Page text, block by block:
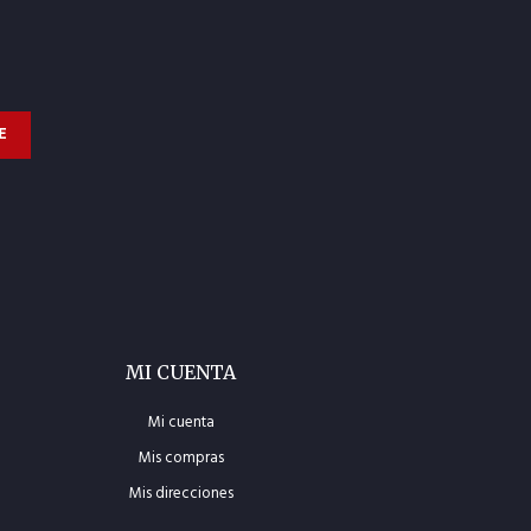
MI CUENTA
Mi cuenta
Mis compras
Mis direcciones